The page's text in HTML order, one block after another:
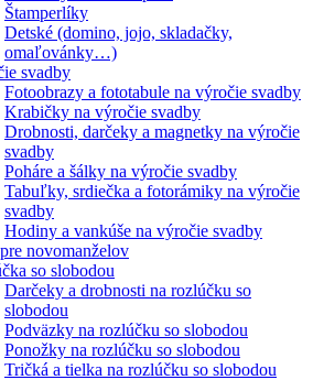
Štamperlíky
Detské (domino, jojo, skladačky,
omaľovánky…)
svadby
Fotoobrazy a fototabule na výročie svadby
Krabičky na výročie svadby
Drobnosti, darčeky a magnetky na výročie
svadby
Poháre a šálky na výročie svadby
Tabuľky, srdiečka a fotorámiky na výročie
svadby
Hodiny a vankúše na výročie svadby
novomanželov
so slobodou
Darčeky a drobnosti na rozlúčku so
slobodou
Podväzky na rozlúčku so slobodou
Ponožky na rozlúčku so slobodou
Tričká a tielka na rozlúčku so slobodou